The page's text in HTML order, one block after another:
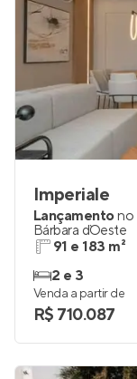
Imperiale
Lançamentono
Bárbara d`Oeste
91 e 183 m²
2 e 3
Venda a partir de
R$ 710.087